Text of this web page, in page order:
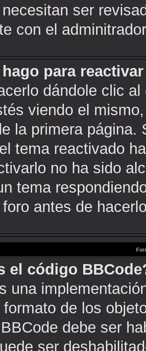
ser
con el
para
dándole clic
viendo el
la primera
tema reactivado
no ha sido
tema
antes de
el código
una
de los
debe ser
ser